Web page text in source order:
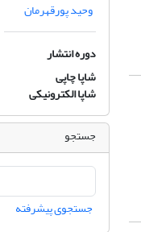
وحید پورقهرمان
دوره انتشار
شاپا چاپی
شاپا الکترونیکی
جستجو
جستجوی پیشرفته